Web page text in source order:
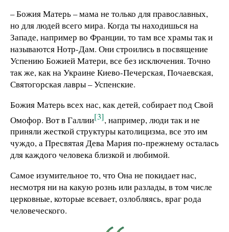
– Божия Матерь – мама не только для православных,
но для людей всего мира. Когда ты находишься на
Западе, например во Франции, то там все храмы так и
называются Нотр-Дам. Они строились в посвящение
Успению Божией Матери, все без исключения. Точно
так же, как на Украине Киево-Печерская, Почаевская,
Святогорская лавры – Успенские.
Божия Матерь всех нас, как детей, собирает под Свой
Омофор. Вот в Галлии[3], например, люди так и не
приняли жесткой структуры католицизма, все это им
чуждо, а Пресвятая Дева Мария по-прежнему осталась
для каждого человека близкой и любимой.
Самое изумительное то, что Она не покидает нас,
несмотря ни на какую рознь или разлады, в том числе
церковные, которые всевает, озлобляясь, враг рода
человеческого.